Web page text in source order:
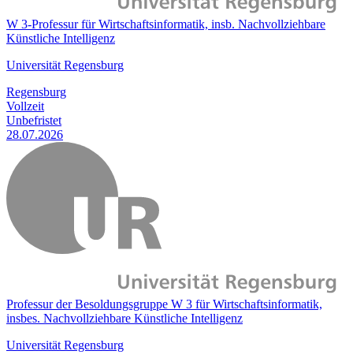
W 3-Professur für Wirtschaftsinformatik, insb. Nachvollziehbare
Künstliche Intelligenz
Universität Regensburg
Regensburg
Vollzeit
Unbefristet
28.07.2026
Professur der Besoldungsgruppe W 3 für Wirtschaftsinformatik,
insbes. Nachvollziehbare Künstliche Intelligenz
Universität Regensburg